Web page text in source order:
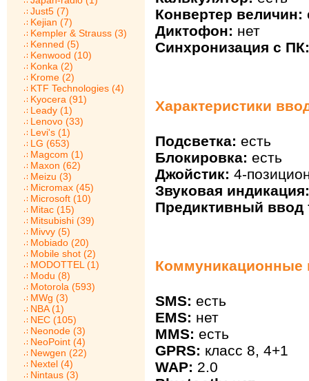
Just5 (7)
Kejian (7)
Kempler & Strauss (3)
Kenned (5)
Kenwood (10)
Konka (2)
Krome (2)
KTF Technologies (4)
Kyocera (91)
Leady (1)
Lenovo (33)
Levi's (1)
LG (653)
Magcom (1)
Maxon (62)
Meizu (3)
Micromax (45)
Microsoft (10)
Mitac (15)
Mitsubishi (39)
Mivvy (5)
Mobiado (20)
Mobile shot (2)
MODOTTEL (1)
Modu (8)
Motorola (593)
MWg (3)
NBA (1)
NEC (105)
Neonode (3)
NeoPoint (4)
Newgen (22)
Nextel (4)
Nintaus (3)
Конвертер величин:
Диктофон: нет
Синхронизация с ПК:
Характеристики
Подсветка: есть
Блокировка: есть
Джойстик: 4-
Звуковая индикация:
Предиктивный ввод
Коммуникационные
SMS: есть
EMS: нет
MMS: есть
GPRS: класс 8, 4+1
WAP: 2.0